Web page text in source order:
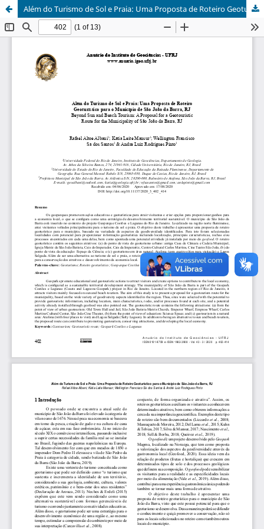
Além do Turismo de Sol e Praia: Uma Proposta de Roteiro Geoturístico para o Município de São João da Barra, RJ